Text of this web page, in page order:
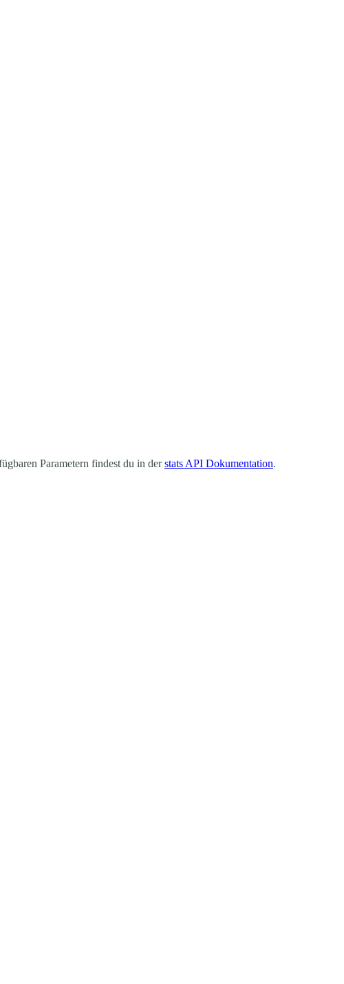
Parametern findest du in derstats API Dokumentation.